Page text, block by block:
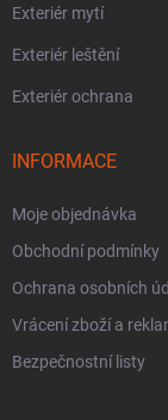
Exteriér mytí
Exteriér leštění
Exteriér ochrana
INFORMACE
Moje objednávka
Obchodní podmínky
Ochrana osobních
Vrácení zboží a
Bezpečnostní listy